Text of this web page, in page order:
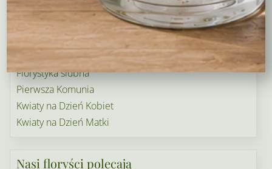
Narodziny dziecka
Rośliny doniczkowe
Boże Narodzenie
Kwiaty na Walentynki
Florystyka ślubna
Pierwsza Komunia
Kwiaty na Dzień Kobiet
Kwiaty na Dzień Matki
Nasi floryści polecają